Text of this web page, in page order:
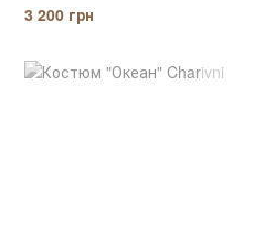
3 200 грн